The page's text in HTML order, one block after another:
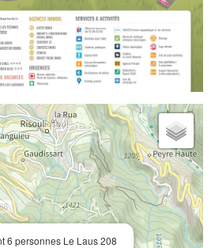
6 personnes Le Laus 208